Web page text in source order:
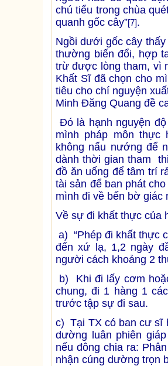
chú tiểu trong chùa
quanh gốc cây”[7].
Ngồi dưới gốc cây
thường biến đổi, hợp
trừ được lòng tham, vì
Khất Sĩ đã chọn cho
tiêu cho chí nguyện
Minh Đăng Quang đề
Đó là hạnh nguyện
mình pháp môn
không nấu nướng để
dành thời gian tham
đồ ăn uống để tâm trí
tài sản để ban phát
mình đi về bến bờ giác
Về sự đi khất thực của
a) “Phép đi khất thực
đến xứ lạ, 1,2 ngày
người cách khoảng 2
b) Khi đi lấy cơm
chung, đi 1 hàng 1
trước tập sự đi sau.
c) Tại TX có ban cư sĩ
dường luân phiên
nếu đông chia ra:
nhận cúng dường trọn